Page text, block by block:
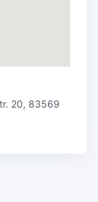
20, 83569